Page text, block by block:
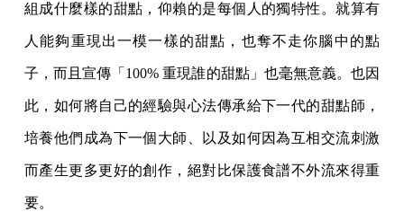
組成什麼樣的甜點，仰賴的是每個人的獨特性。就算有
人能夠重現出一模一樣的甜點，也奪不走你腦中的點
子，而且宣傳「100% 重現誰的甜點」也毫無意義。也因
此，如何將自己的經驗與心法傳承給下一代的甜點師，
培養他們成為下一個大師、以及如何因為互相交流刺激
而產生更多更好的創作，絕對比保護食譜不外流來得重
要。